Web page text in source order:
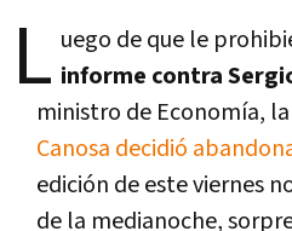
L uego de que le
informe contra
ministro de Economía,
Canosa decidió
edición de este viernes
de la medianoche,